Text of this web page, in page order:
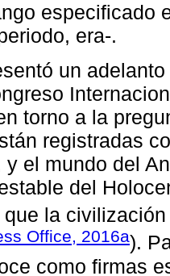
especificado
era-.
un
torno a la
registradas
y el mundo del
del
la
Office, 2016a).
como firmas